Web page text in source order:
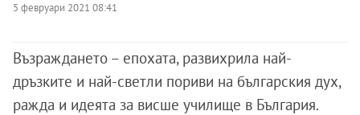
5 февруари 2021 08:41
Възраждането – епохата, развихрила най-
дръзките и най-светли пориви на българския дух,
ражда и идеята за висше училище в България.